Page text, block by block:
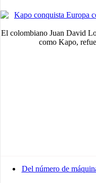
El colombiano Juan David
como Kapo,
Del número de